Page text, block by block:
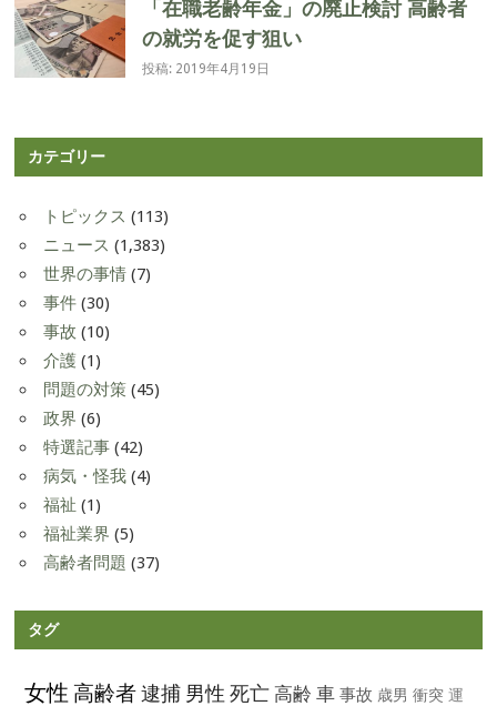
「在職老齢年金」の廃止検討 高齢者
の就労を促す狙い
投稿: 2019年4月19日
カテゴリー
トピックス (113)
ニュース (1,383)
世界の事情(7)
事件(30)
事故 (10)
介護 (1)
問題の対策(45)
政界 (6)
特選記事(42)
病気・怪我(4)
福祉 (1)
福祉業界 (5)
高齢者問題 (37)
タグ
女性 高齢者逮捕 男性 死亡 高齢 車 事故 歳男 衝突 運